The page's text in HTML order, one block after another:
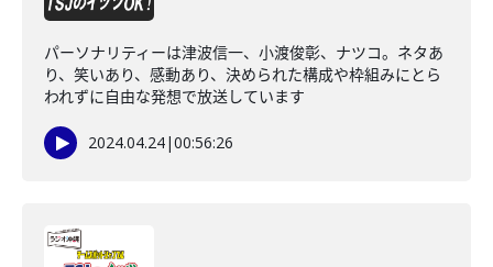
パーソナリティーは津波信一、小渡俊彰、ナツコ。ネタあ
り、笑いあり、感動あり、決められた構成や枠組みにとら
われずに自由な発想で放送しています
2024.04.24|00:56:26